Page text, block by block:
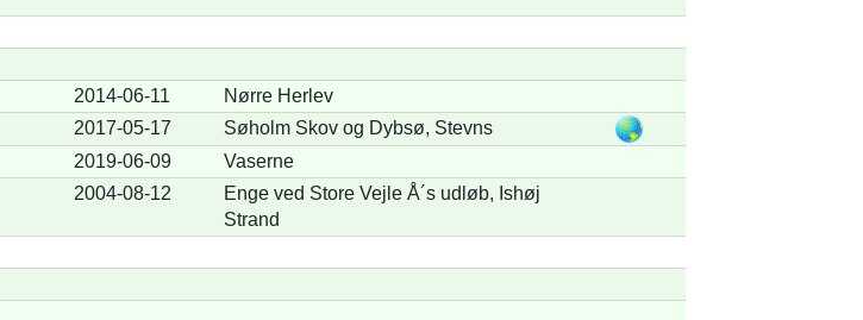
2014-06-11
Nørre Herlev
2017-05-17
Søholm Skov og Dybsø, Stevns
2019-06-09
Vaserne
2004-08-12
Enge ved Store Vejle Å´s udløb, Ishøj
Strand